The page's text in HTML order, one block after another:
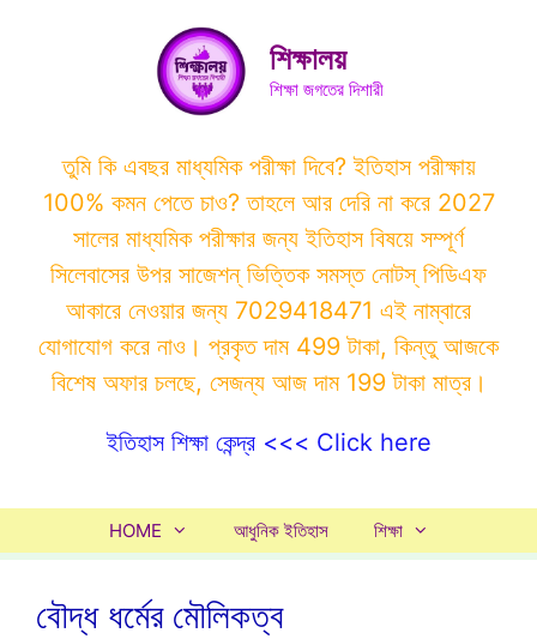
শিক্ষালয়
শিক্ষা জগতের দিশারী
তুমি কি এবছর মাধ্যমিক পরীক্ষা দিবে? ইতিহাস পরীক্ষায়
100% কমন পেতে চাও? তাহলে আর দেরি না করে 2027
সালের মাধ্যমিক পরীক্ষার জন্য ইতিহাস বিষয়ে সম্পূর্ণ
সিলেবাসের উপর সাজেশন্ ভিত্তিক সমস্ত নোটস্ পিডিএফ
আকারে নেওয়ার জন্য 7029418471 এই নাম্বারে
যোগাযোগ করে নাও। প্রকৃত দাম 499 টাকা, কিন্তু আজকে
বিশেষ অফার চলছে, সেজন্য আজ দাম 199 টাকা মাত্র।
ইতিহাস শিক্ষা কেন্দ্র <<< Click here
HOME আধুনিক ইতিহাস শিক্ষা
বৌদ্ধ ধর্মের মৌলিকত্ব